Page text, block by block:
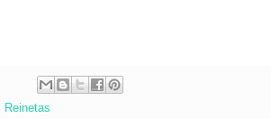
Reinetas